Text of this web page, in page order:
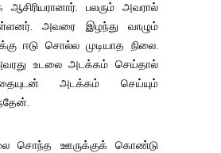
பலரும் அவரால்
அவரை இழந்து வாழும்
ஈடு சொல்ல முடியாத நிலை.
அவரது உடலை அடக்கம் செய்தால்
அடக்கம் செய்யும்
சொந்த ஊருக்குக் கொண்டு